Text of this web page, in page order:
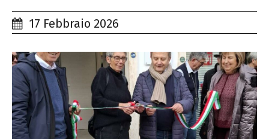
17 Febbraio 2026